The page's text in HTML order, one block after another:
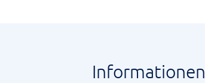
Informationen